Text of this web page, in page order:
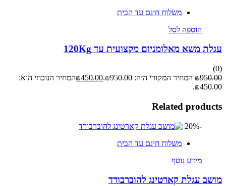
משלוח חינם עד הבית
הוספה לסל
עגלת משא מאלומניום מקצועית עד 120Kg
(0)
₪950.00 המחיר המקורי היה: ₪950.00. ₪450.00
המחיר הנוכחי הוא:
₪450.00.
Related products
-20%
משלוח חינם עד הבית
מידע נוסף
מושב עגלת קארטינג להוברבורד